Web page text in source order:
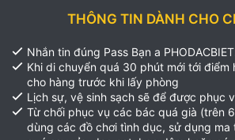
THÔNG TIN DÀNH CHO
Nhắn tin đúng Pass Bạn a
Khi di chuyển quá 30 phút mới tới điểm
cho hàng trước khi lấy phòng
Lịch sự, vệ sinh sạch sẽ để được phục
Từ chối phục vụ các bác quá già (trên
dùng các đồ chơi tình dục, sử dụng ma